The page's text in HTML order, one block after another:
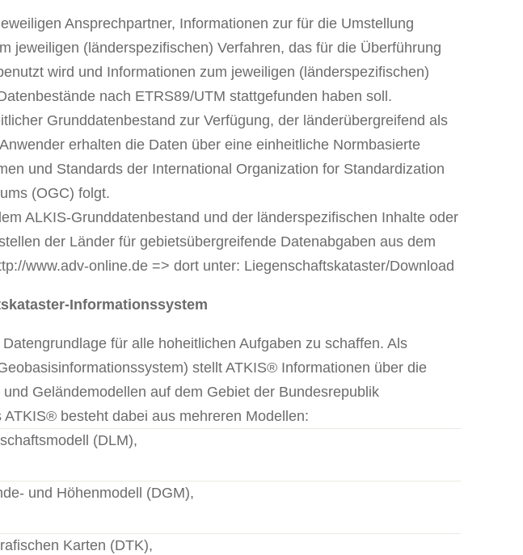
Ansprechpartner, Informationen zur für die Umstellung
jeweiligen (länderspezifischen) Verfahren, das für die Überführung
wird und Informationen zum jeweiligen (länderspezifischen)
nach ETRS89/UTM stattgefunden haben soll.
Grunddatenbestand zur Verfügung, der länderübergreifend als
erhalten die Daten über eine einheitliche Normbasierte
und Standards der International Organization for Standardization
(OGC) folgt.
ALKIS-Grunddatenbestand und der länderspezifischen Inhalte oder
der Länder für gebietsübergreifende Datenabgaben aus dem
www.adv-online.de => dort unter: Liegenschaftskataster/Download
Informationssystem
für alle hoheitlichen Aufgaben zu schaffen. Als
stellt ATKIS® Informationen über die
Geländemodellen auf dem Gebiet der Bundesrepublik
besteht dabei aus mehreren Modellen:
(DLM),
und Höhenmodell (DGM),
Karten (DTK),